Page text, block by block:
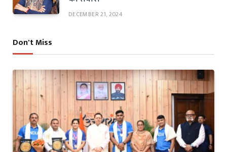
DECEMBER 21, 2024
Don't Miss